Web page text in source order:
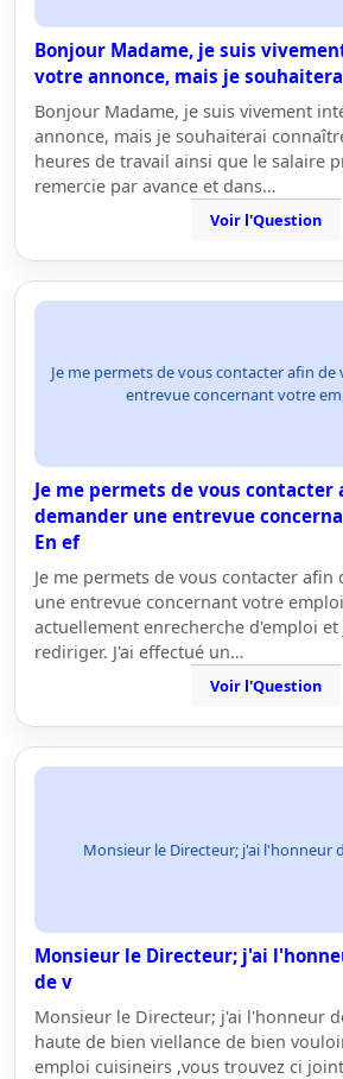
Bonjour Madame, je suis
votre annonce, mais je
Bonjour Madame, je suis vivement
annonce, mais je souhaiterai
heures de travail ainsi que le salaire
remercie par avance et dans…
Voir l'Question
Je me permets de vous contacter afin
entrevue concernant votre
Je me permets de vous contacter
demander une entrevue
En ef
Je me permets de vous contacter afin
une entrevue concernant votre
actuellement enrecherche d'emploi et
rediriger. J'ai effectué un…
Voir l'Question
Monsieur le Directeur; j'ai l'honneur
Monsieur le Directeur; j'ai
de v
Monsieur le Directeur; j'ai l'honneur
haute de bien viellance de bien
emploi cuisineirs ,vous trouvez ci